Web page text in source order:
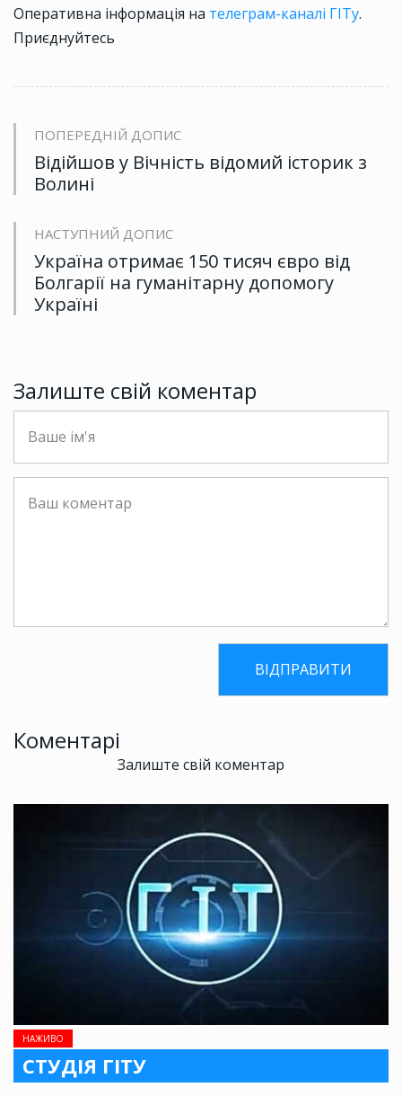
НАЖИВО
СТУДІЯ ГІТУ
Оперативна інформація на телеграм-каналі ГІТу.
Приєднуйтесь
ПОПЕРЕДНІЙ ДОПИС
Відійшов у Вічність відомий історик з
Волині
НАСТУПНИЙ ДОПИС
Україна отримає 150 тисяч євро від
Болгарії на гуманітарну допомогу
Україні
Залиште свій коментар
Коментарі
Залиште свій коментар